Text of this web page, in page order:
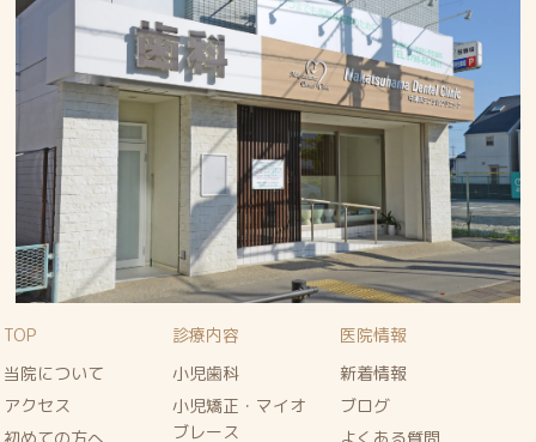
TOP
当院について
アクセス
診療内容
小児歯科
小児矯正・マイオ
ブレース
医院情報
新着情報
ブログ